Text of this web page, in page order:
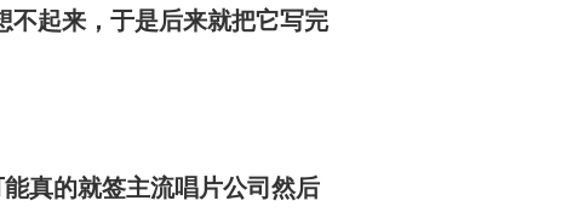
起来，于是后来就把它写完
真的就签主流唱片公司然后